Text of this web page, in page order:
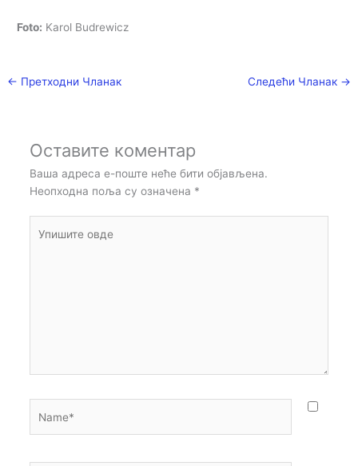
Foto: Karol Budrewicz
← Претходни Чланак Следећи Чланак →
Оставите коментар
Ваша адреса е-поште неће бити објављена.
Неопходна поља су означена *
овде